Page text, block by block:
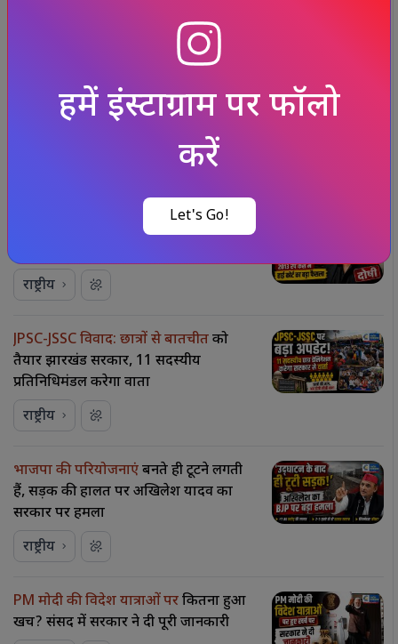
संबंधित समाचार
चरखी दादरी में थाने के सामने गैंगवार,
2013 रेप केस में तरुण तेजपालको 10 साल
राष्ट्रीय
JPSC-JSSC विवाद: छात्रों से बातचीतको
तैयार झारखंड सरकार, 11 सदस्यीय
प्रतिनिधिमंडल करेगा वार्ता
राष्ट्रीय
भाजपा की परियोजनाएंबनते ही टूटने लगती
हैं, सड़क की हालत पर अखिलेश यादव का
सरकार पर हमला
राष्ट्रीय
PM मोदी की विदेश यात्राओं परकितना हुआ
खर्च? संसद में सरकार ने दी पूरी जानकारी